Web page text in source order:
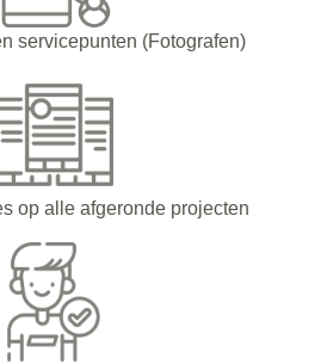
servicepunten (Fotografen)
op alle afgeronde projecten